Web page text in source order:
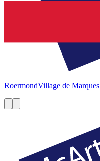
RoermondVillage de Marques